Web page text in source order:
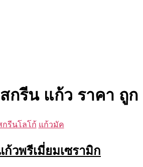
สกรีน แก้ว ราคา ถูก
Categories
กรีนโลโก้ แก้วมัค
วพรีเมี่ยมเซรามิก